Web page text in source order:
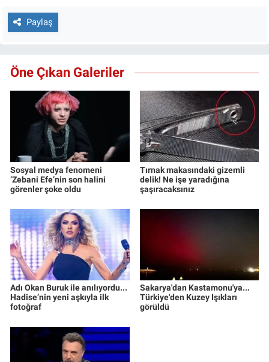
Paylaş
Öne Çıkan Galeriler
Sosyal medya fenomeni
‘Zebani Efe’nin son halini
görenler şoke oldu
Tırnak makasındaki gizemli
delik! Ne işe yaradığına
şaşıracaksınız
Adı Okan Buruk ile anılıyordu...
Hadise’nin yeni aşkıyla ilk
fotoğraf
Sakarya'dan Kastamonu'ya...
Türkiye'den Kuzey Işıkları
görüldü